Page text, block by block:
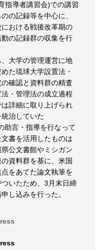
指導者講習会)での講習
の記録等を中心に、
おける戦後改革期の
の記録群の収集を行
大学の管理運営に地
た琉球大学設置法・
確認と資料群の精査
・管理法の成立過程
詳細に取り上げられ
治していた
助言・指導を行なって
書を活用したものは
公文書館やミシガン
資料群を基に、米国
をあてた論文執筆を
いたため、3月末日締
し込みを行った。